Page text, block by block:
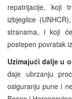
repatrijacije, koji
izbjeglice
stranama, i koji
postepen povratak
Uzimajući dalje u
daje ubrzanju
osiguranju pune i